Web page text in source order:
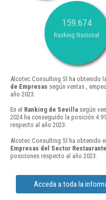
159.674
Ranking Nacional
Alcotec Consulting Sl ha obtenido
de Empresas según ventas ,
año 2023.
En el Ranking de Sevilla según
2024 ha conseguido la posición
respecto al año 2023.
Alcotec Consulting Sl ha obtenido
Empresas del Sector
posiciones respecto al año 2023.
Acceda a toda la